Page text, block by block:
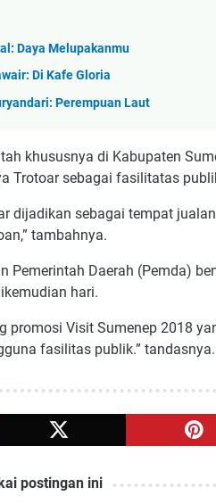
Daya Melupakanmu
Di Kafe Gloria
Perempuan Laut
khususnya di Kabupaten
Trotoar sebagai fasilitatas
dijadikan sebagai tempat
tambahnya.
Pemerintah Daerah (Pemda)
hari.
promosi Visit Sumenep 2018
fasilitas publik.”
postingan ini